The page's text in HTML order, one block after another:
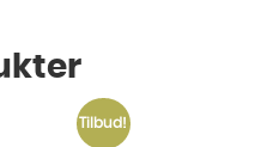
Tilbud!